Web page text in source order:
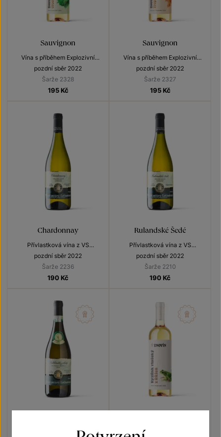
Sauvignon
Vína s příběhem Explozivní
Sauvignony
pozdní sběr 2022
Šarže 2328
195 Kč
Sauvignon
Vína s příběhem Explozivní
Sauvignony
pozdní sběr 2022
Šarže 2327
195 Kč
Chardonnay
Přívlastková vína z VS
Lechovice
pozdní sběr 2022
Šarže 2236
190 Kč
Rulandské Šedé
Přívlastková vína z VS
Lechovice
pozdní sběr 2022
Šarže 2210
190 Kč
Přívlastková vína z VS Vína s příběhem Rosnička zelená